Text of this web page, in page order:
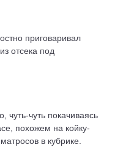
приговаривал
отсека под
чуть покачиваясь
похожем на койку-
в кубрике.